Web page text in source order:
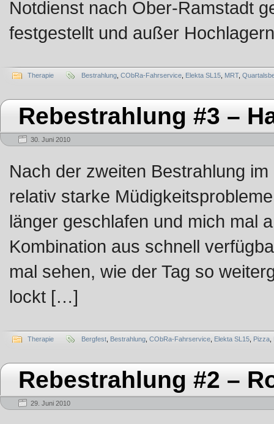
Notdienst nach Ober-Ramstadt
festgestellt und außer
Therapie Bestrahlung CObRa-Fahrservice Elekta SL15 MRT,
Rebestrahlung #3 –
30. Juni 2010
Nach der zweiten Bestrahlung
relativ starke
länger geschlafen und mich mal
Kombination aus schnell
mal sehen, wie der Tag so
lockt […]
Therapie Bergfest Bestrahlung CObRa-Fahrservice Elekta SL15 Pizza
Rebestrahlung #2 –
29. Juni 2010